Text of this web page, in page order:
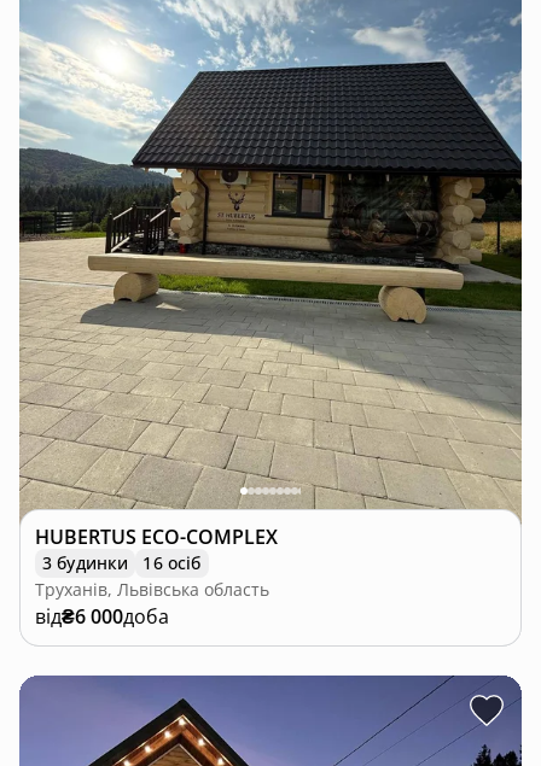
HUBERTUS ECO-COMPLEX
3 будинки
16 осіб
Труханів, Львівська область
від₴6 000доба